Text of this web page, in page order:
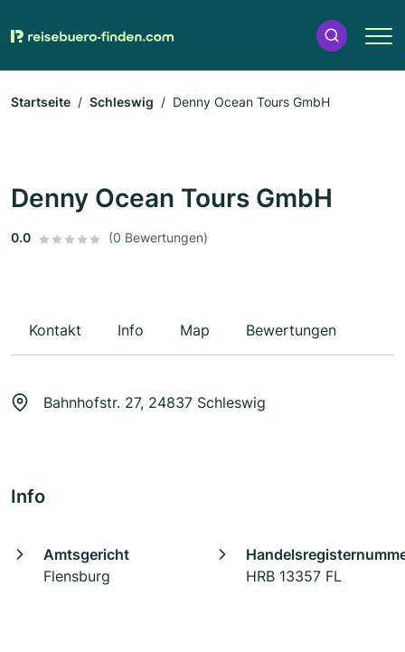
Startseite Schleswig Denny Ocean Tours GmbH
Denny Ocean Tours GmbH
0.0 (0 Bewertungen)
Kontakt Info Map Bewertungen
Bahnhofstr. 27, 24837 Schleswig
Info
Amtsgericht
Flensburg
HRB 13357 FL